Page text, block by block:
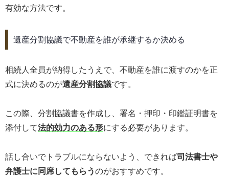
有効な方法です。
遺産分割協議で不動産を誰が承継するか決める
相続人全員が納得したうえで、不動産を誰に渡すのかを正
式に決めるのが遺産分割協議です。
この際、分割協議書を作成し、署名・押印・印鑑証明書を
添付して法的効力のある形にする必要があります。
話し合いでトラブルにならないよう、できれば司法書士や
弁護士に同席してもらうのがおすすめです。